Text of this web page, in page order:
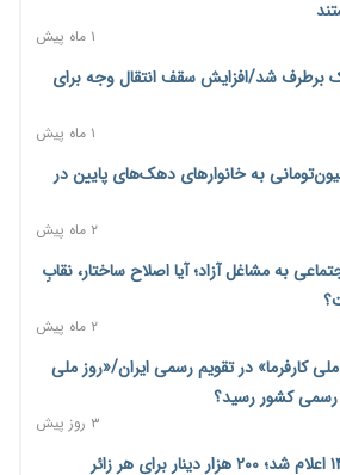
به متقاضیان رسید؛ اولویت با پروژه‌های
بازنشستگی؛ اعتماد بیمه‌پردازان را
تأکید بر افزایش مزد پایه و شفافیت سبد
صندوق کارآفرینی امید از حمایت متفاوت
۱ ماه پیش
خدمات ۴ بانک برطرف شد/افزایش سقف انتقال وجه برای
۱ ماه پیش
اعتبار ۳۰ میلیون‌تومانی به خانوارهای دهک‌های پایین در
۲ ماه پیش
به مشاغل آزاد؛ آیا اصلاح ساختار، نقابِ
۲ ماه پیش
ملی کارفرما» در تقویم رسمی ایران/«روز ملی
رسمی کشور رسید؟
۳ روز پیش